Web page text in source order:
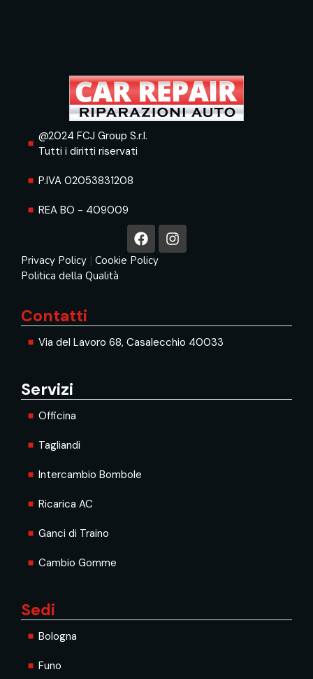
@2024 FCJ Group S.r.l.
Tutti i diritti riservati
P.IVA 02053831208
REA BO - 409009
Privacy Policy | Cookie Policy
Politica della Qualità
Contatti
Via del Lavoro 68, Casalecchio 40033
Servizi
Officina
Tagliandi
Intercambio Bombole
Ricarica AC
Ganci di Traino
Cambio Gomme
Sedi
Bologna
Funo